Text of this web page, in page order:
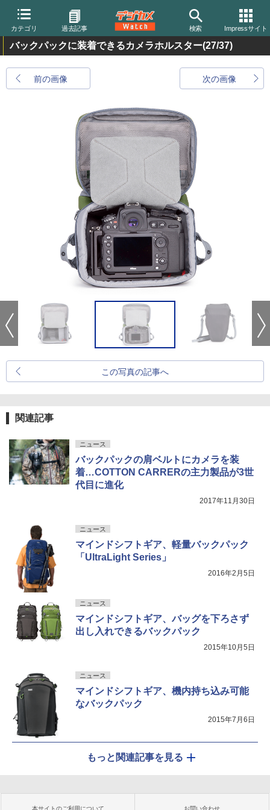
カテゴリ 過去記事 検索 Impressサイト
バックパックに装着できるカメラホルスター(27/37)
前の画像 次の画像
この写真の記事へ
関連記事
ニュース
バックパックの肩ベルトにカメラを装
着…COTTON CARRERの主力製品が3世
代目に進化
2017年11月30日
ニュース
マインドシフトギア、軽量バックパック
「UltraLight Series」
2016年2月5日
ニュース
マインドシフトギア、バッグを下ろさず
出し入れできるバックパック
2015年10月5日
ニュース
マインドシフトギア、機内持ち込み可能
なバックパック
2015年7月6日
もっと関連記事を見る
本サイトのご利用について お問い合わせ